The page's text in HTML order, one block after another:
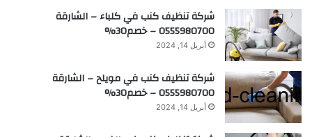
شركة تنظيف كنب في كلباء – الشارقة
0555980700 – خصم30%
أبريل 14, 2024
شركة تنظيف كنب في مويلح – الشارقة
0555980700 – خصم30%
أبريل 14, 2024